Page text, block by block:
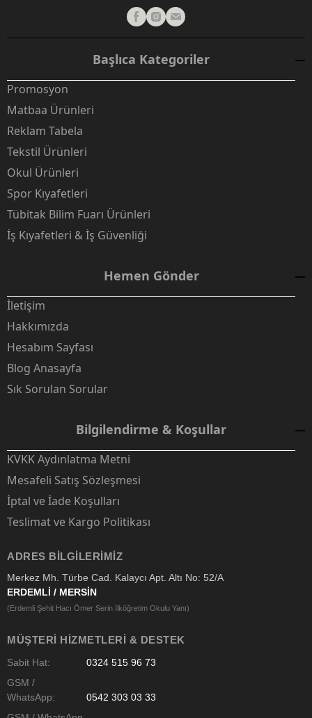
Başlıca Kategoriler
Promosyon
Matbaa Ürünleri
Reklam Tabela
Tekstil Ürünleri
Okul Ürünleri
Spor Kıyafetleri
Tübitak Bilim Fuarı Ürünleri
İş Kıyafetleri & İş Güvenliği
Hemen Gönder
İletişim
Hakkımızda
Hesabım Sayfası
Blog Anasayfa
Sık Sorulan Sorular
Bilgilendirme & Koşullar
KVKK Aydınlatma Metni
Mesafeli Satış Sözleşmesi
İptal ve İade Koşulları
Teslimat ve Kargo Politikası
ADRES BILGILERIMIZ
Merkez Mh. Türbe Cad. Kalaycı Apt. Altı No: 52/A
ERDEMLİ / MERSİN
(Erdemli Şehit Hacı Ömer Serin İlköğretim Okulu Yanı)
MÜŞTERI HIZMETLERI & DESTEK
Sabit Hat:
0324 515 96 73
GSM /
WhatsApp:
0542 303 03 33